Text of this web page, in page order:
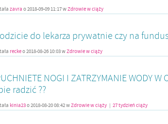
zavra o2018-09-09 11:17wZdrowie w ciąży
do lekarza prywatnie czy na
reckeo2018-08-26 10:03wZdrowie w ciąży
NOGI I ZATRZYMANIE WODY W
radzić ??
kinia23o2018-08-20 08:42wZdrowie w ciąży | 27 tydzień ciąży